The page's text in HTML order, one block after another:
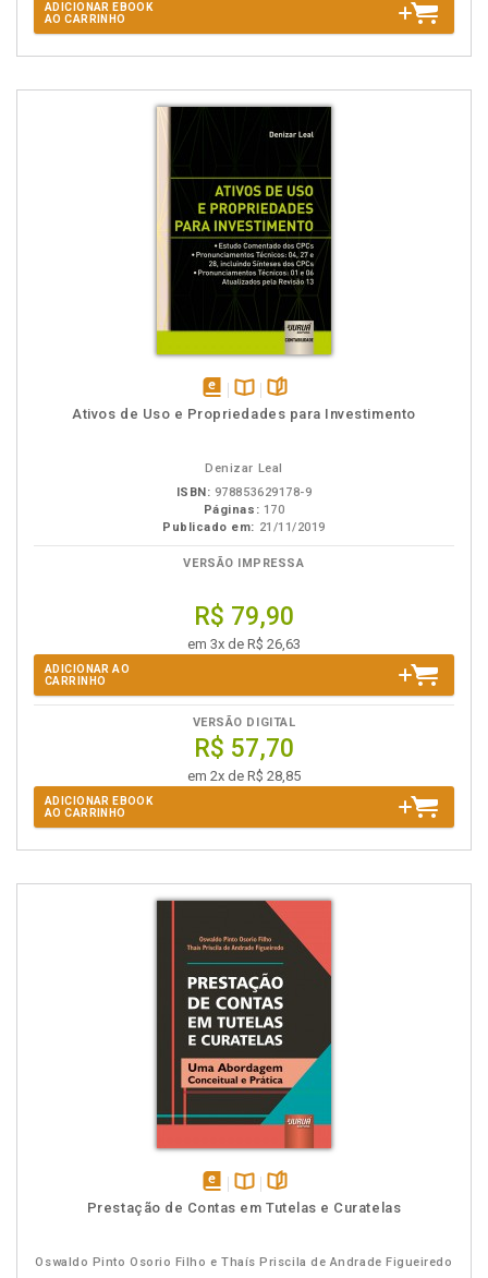
ADICIONAR EBOOK
AO CARRINHO
disponívelDisponível
páginas
Ativos de Uso e Propriedades para Investimento
Denizar Leal
ISBN: 978853629178-9
Páginas: 170
Publicado em: 21/11/2019
VERSÃO IMPRESSA
R$ 79,90
em 3x de R$ 26,63
ADICIONAR AO
CARRINHO
VERSÃO DIGITAL
R$ 57,70
em 2x de R$ 28,85
ADICIONAR EBOOK
AO CARRINHO
disponívelDisponível
páginas
Prestação de Contas em Tutelas e Curatelas
Oswaldo Pinto Osorio Filho e Thaís Priscila de Andrade Figueiredo